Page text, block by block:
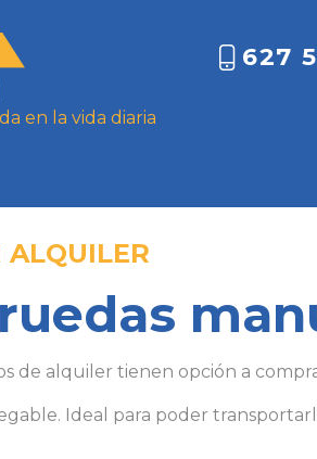
en la vida diaria
627
ALQUILER
de alquiler tienen opción a
Ideal para poder